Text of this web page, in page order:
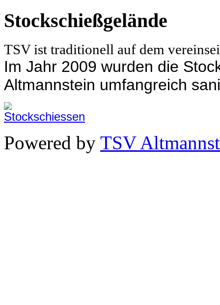
Stockschießgelände
TSV ist traditionell auf dem
Im Jahr 2009 wurden die
Altmannstein umfangreich
Powered by TSV